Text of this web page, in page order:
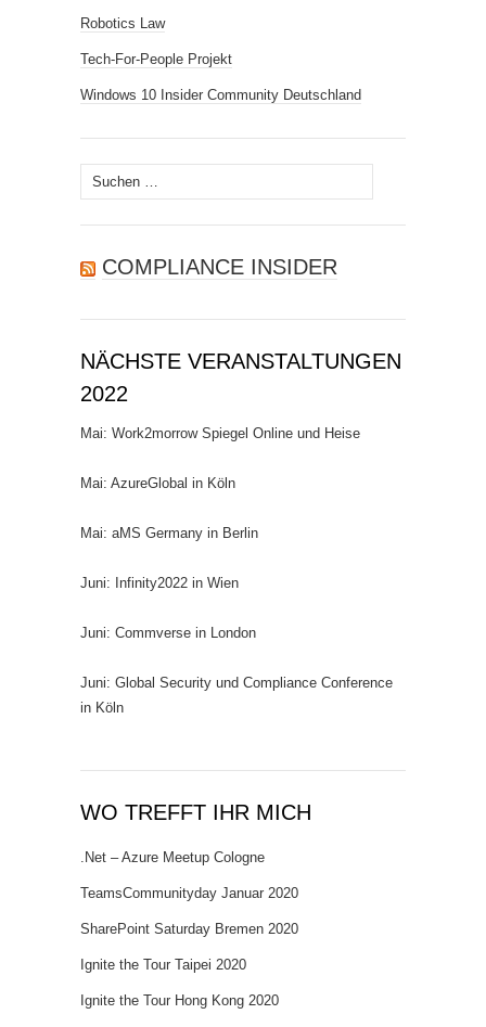
Robotics Law
Tech-For-People Projekt
Windows 10 Insider Community Deutschland
Suchen
nach:
COMPLIANCE INSIDER
NÄCHSTE VERANSTALTUNGEN
2022
Mai: Work2morrow Spiegel Online und Heise
Mai: AzureGlobal in Köln
Mai: aMS Germany in Berlin
Juni: Infinity2022 in Wien
Juni: Commverse in London
Juni: Global Security und Compliance Conference
in Köln
WO TREFFT IHR MICH
.Net – Azure Meetup Cologne
TeamsCommunityday Januar 2020
SharePoint Saturday Bremen 2020
Ignite the Tour Taipei 2020
Ignite the Tour Hong Kong 2020